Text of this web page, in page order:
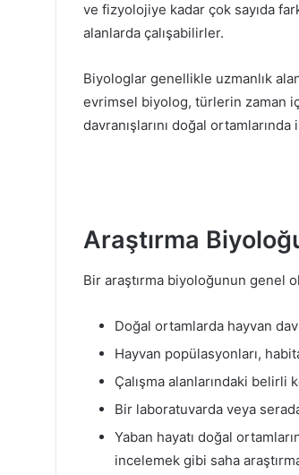
ve fizyolojiye kadar çok sayıda
alanlarda çalışabilirler.
Biyologlar genellikle uzmanlık
evrimsel biyolog, türlerin zaman
davranışlarını doğal
Araştırma
Bir araştırma biyoloğunun genel
Doğal ortamlarda hayvan
Hayvan popülasyonları,
Çalışma alanlarındaki
Bir laboratuvarda veya
Yaban hayatı doğal
incelemek gibi saha